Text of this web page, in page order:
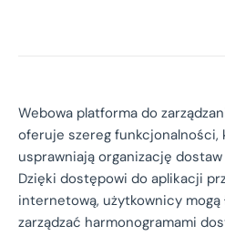
Webowa platforma do
oferuje szereg funkcjonalności,
usprawniają organizację
Dzięki dostępowi do aplikacji
internetową, użytkownicy mogą
zarządzać harmonogramami